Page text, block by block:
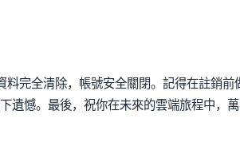
完全清除，帳號安全關閉。記得在註銷前
遺憾。最後，祝你在未來的雲端旅程中，